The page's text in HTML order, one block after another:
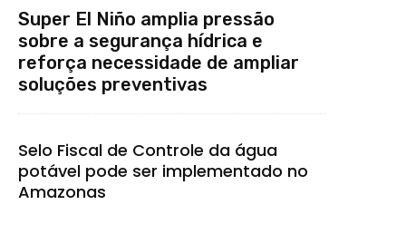
Super El Niño amplia pressão
sobre a segurança hídrica e
reforça necessidade de ampliar
soluções preventivas
Selo Fiscal de Controle da água
potável pode ser implementado no
Amazonas